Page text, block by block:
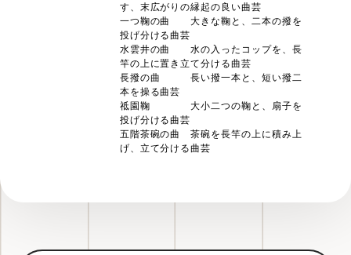
す、末広がりの縁起の良い曲芸
一つ鞠の曲 大きな鞠と、二本の撥を
投げ分ける曲芸
水雲井の曲 水の入ったコップを、長
竿の上に置き立て分ける曲芸
長撥の曲 長い撥一本と、短い撥二
本を操る曲芸
祗園鞠 大小二つの鞠と、扇子を
投げ分ける曲芸
五階茶碗の曲 茶碗を長竿の上に積み上
げ、立て分ける曲芸